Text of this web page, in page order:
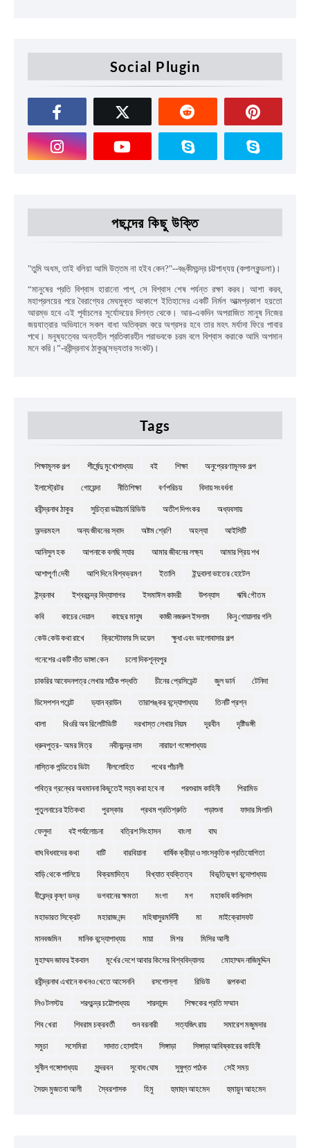
Social Plugin
পছন্দের কিছু উক্তি
"তুমি অধম ,তাই বলিয়া আমি উত্তম না হইব কেন?"--বঙ্কীমচন্দ্র চট্টপাধ্যয় (কপালকুন্ডলা)।
“মানুষের প্রতি বিশ্বাস হারানো পাপ, সে বিশ্বাস শেষ পর্যন্ত রক্ষা করব। আশা করব
মহাপ্রলয়ের পরে বৈরাগ্যের মেঘমুক্ত আকাশে ইতিহাসের একটি নির্মল আত্মপ্রকাশ হয়তো
আরম্ভ হবে এই পূর্বাচলের সূর্যোদয়ের দিগন্ত থেকে। আর-একদিন অপরাজিত মানুষ নিজের
জয়যাত্রার অভিযানে সকল বাধা অতিক্রম করে অগ্রসর হবে তার মহৎ মর্যাদা ফিরে পাবার
পথে। মনুষ্যত্বের অন্তহীন প্রতিকারহীন পরাভবকে চরম বলে বিশ্বাস করাকে আমি অপমান
মনে করি।”-রবীন্দ্রনাথ ঠাকুর(সভ্যতার সংকট)।
Tags
শিক্ষামূলক গল্প শীর্ষেন্দু মুখোপাধ্যয় বই শিক্ষা অনুপ্রেরণামূলক গল্প
ইলাস্ট্রেটর গোয়েন্দা নীতিশিক্ষা বর্ণপরিচয় বিদায় সংবর্ধনা
রবীন্দ্রনাথ ঠাকুর সুচিত্রা ভট্টাচার্য রিভিউ অতীশ দিপংকর অধ্যবসায়
অন্দরমহল অন্য জীবনের স্বাদ অষ্টম শ্রেণি অহল্যা আইসিটি
আনিসুল হক আপনাকে বলছি স্যার আমার জীবনের লক্ষ্য আমার প্রিয় শখ
আশাপূর্ণা দেবী আশি দিনে বিশ্বভ্রমণ ইতালি ইন্দুবালা ভাতের হোটেল
ইন্দ্রনাথ ইশ্বরচন্দ্র বিদ্যাসাগর ইসমাঈল কাদরী উপন্যাস ঋষি গৌতম
কবি কাচের দেয়াল কাছের মানুষ কাজী নজরুল ইসলাম কিনু গোয়ালার গলি
কেউ কেউ কথা রাখে ক্রিস্টোফার সি ডয়েল ক্ষুধা এবং ভালোবাসার গল্প
গনেশের একটি দাঁত ভাঙ্গা কেন চলো দিকশূন্যপুর
চাকরির আবেদনপত্র লেখার সঠিক পদ্ধতি চীনের প্রেসিডেন্ট জুল ভার্ন টেনিদা
ডিসেপশন পয়েন্ট ড্যান ব্রাউন তারাশঙ্কর বন্দ্যোপাধ্যয় তিনটি প্রশ্ন
থালা থিওরি অব রিলেটিভিটি দরখাস্ত লেখার নিয়ম দূরবীন দৃষ্টিভঙ্গী
ধ্রুবপুত্র- অমর মিত্র নবীনচন্দ্র দাস নারায়ণ গঙ্গোপাধ্যয়
নাস্তিক পন্ডিতের ভিটা নীললোহিত পথের পাঁচালী
পবিত্র গ্রন্থের অবমাননা কিছুতেই সহ্য করা হবে না পরশুরাম কাহিনী পিরামিড
পুতুলনাচের ইতিকথা পুরস্কার প্রথম প্রতিশ্রুতি পড়াশুনা ফাদার মিলানি
ফেলুদা বই পর্যালোচনা বত্রিশ সিংহাসন বাংলা বাঘ
বাঘ বিধবাদের কথা বাটি বারবিয়ানা বার্ষিক ক্রীড়া ও সাংস্কৃতিক প্রতিযোগিতা
বাড়ি থেকে পালিয়ে বিক্রমাদিত্য বিখ্যাত ব্যক্তিত্ব বিভূতিভূষণ বন্দোপাধ্যয়
বীরেন্দ্র কৃষ্ণ ভদ্র ভগবানের ক্ষমতা মংগা মগ মহাকবি কালিদাস
মহাভারত সিক্রেট মহারাজ নন্দ মহিষাসুরমর্দিনী মা মাইক্রোসফট
মানবজমিন মানিক বন্দ্যোপাধ্যয় মায়া মিশর মিসির আলী
মুহাম্মদ জাফর ইকবাল মূর্খের দেশে আবার কিসের বিশ্ববিদ্যালয় মোহাম্মদ নাজিমুদ্দিন
রবীন্দ্রনাথ এখানে কখনও খেতে আসেননি রসগোল্লা রিভিউ রূপকথা
লিও টলস্টয় শরৎচন্দ্র চট্টোপাধ্যয় শারদানন্দ শিক্ষকের প্রতি সম্মান
শিব খেরা শিবরাম চক্রবর্তী শুন বরনারী সত্যজিৎ রায় সমারেশ মজুমদার
সমুচা সসেমিরা সাদাত হোসাইন সিঙ্গাড়া সিঙ্গাড়া আবিষ্কারের কাহিনী
সুনীল গঙ্গোপাধ্যয় সুন্দরবন সুবোধ ঘোষ সুষুপ্ত পাঠক সেই সময়
সৈয়দ মুজতবা আলী স্বৈরশাসক হিমু হুমাহুন আহমেদ হুমায়ুন আহমেদ